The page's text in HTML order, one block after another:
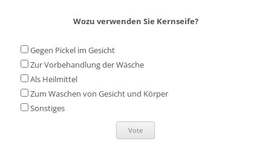
Wozu verwenden Sie Kernseife?
Gegen Pickel im Gesicht
Zur Vorbehandlung der Wäsche
Als Heilmittel
Zum Waschen von Gesicht und Körper
Sonstiges